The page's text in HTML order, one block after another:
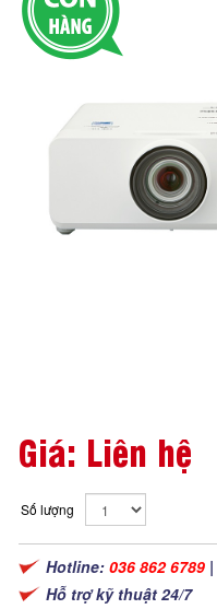
Giá: Liên hệ
Số lượng
Hotline: 036 862 6789 |
Hỗ trợ kỹ thuật 24/7